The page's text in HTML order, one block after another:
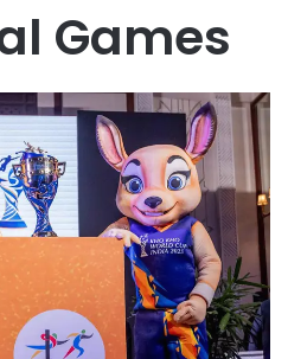
Games